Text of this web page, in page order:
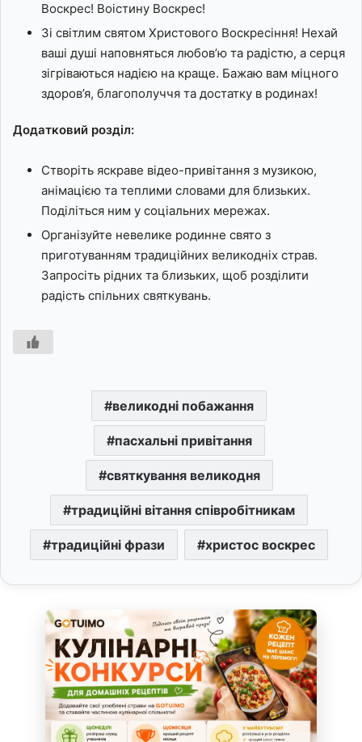
Воскрес! Воістину Воскрес!
Зі світлим святом Христового Воскресіння! Нехай
ваші душі наповняться любов’ю та радістю, а серця
зігріваються надією на краще. Бажаю вам міцного
здоров’я, благополуччя та достатку в родинах!
Додатковий розділ:
Створіть яскраве відео-привітання з музикою,
анімацією та теплими словами для близьких.
Поділіться ним у соціальних мережах.
Організуйте невелике родинне свято з
приготуванням традиційних великодніх страв.
Запросіть рідних та близьких, щоб розділити
радість спільних святкувань.
великодні побажання
пасхальні привітання
святкування великодня
традиційні вітання співробітникам
традиційні фрази христос воскрес